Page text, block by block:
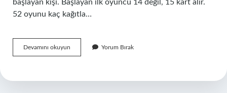
başlayan kişi. Başlayan ilk oyuncu 14 değil, 15 kart alır.
52 oyunu kaç kağıtla…
Devamını okuyun
Kaç
Oynanır
Yorum Bırak